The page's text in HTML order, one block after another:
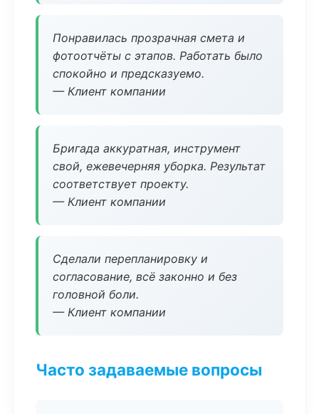
Понравилась прозрачная смета и
фотоотчёты с этапов. Работать было
спокойно и предсказуемо.
— Клиент компании
Бригада аккуратная, инструмент
свой, ежевечерняя уборка. Результат
соответствует проекту.
— Клиент компании
Сделали перепланировку и
согласование, всё законно и без
головной боли.
— Клиент компании
Часто задаваемые вопросы